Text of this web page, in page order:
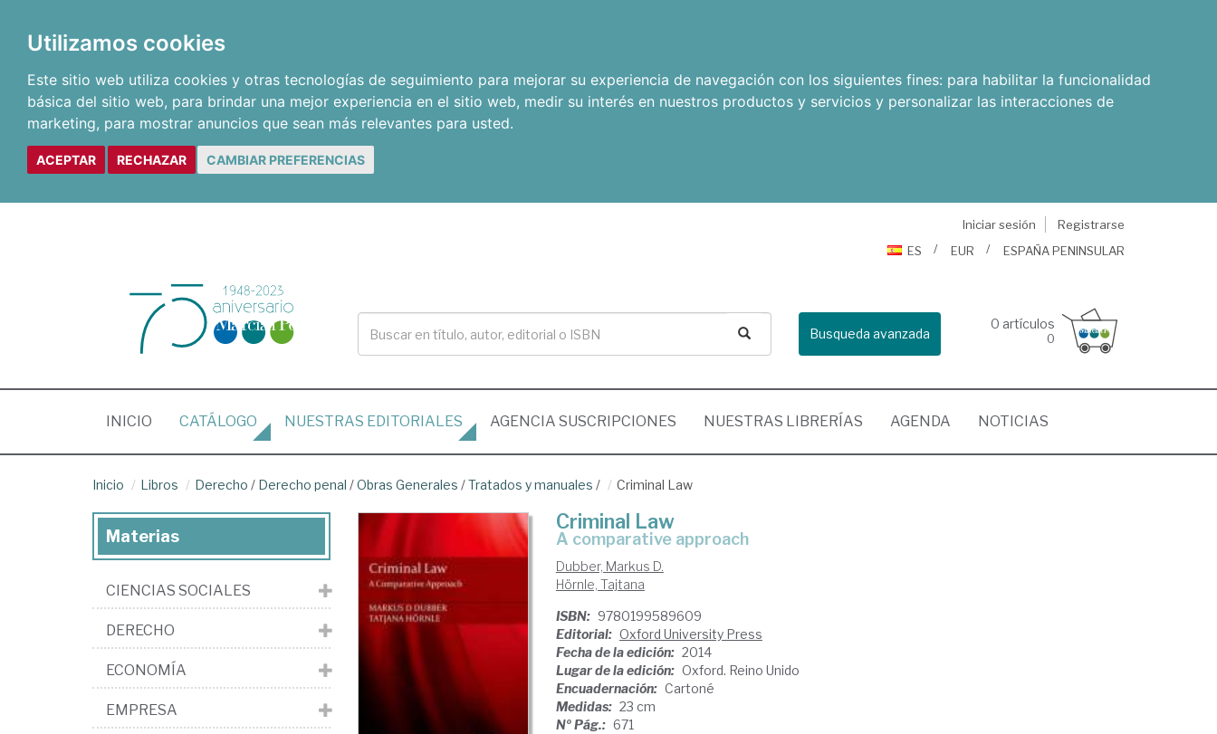
Utilizamos cookies
Este sitio web utiliza cookies y otras tecnologías de seguimiento para mejorar su experiencia de navegación con los siguientes fines: para habilitar la funcionalidad
básica del sitio web, para brindar una mejor experiencia en el sitio web, medir su interés en nuestros productos y servicios y personalizar las interacciones de
marketing, para mostrar anuncios que sean más relevantes para usted.
ACEPTAR RECHAZAR CAMBIAR PREFERENCIAS
Iniciar sesión
Registrarse
ES
EUR ESPAÑA PENINSULAR
Busqueda avanzada
0 artículos
0
INICIO (CURRENT)
CATÁLOGO NUESTRAS EDITORIALES AGENCIA SUSCRIPCIONES NUESTRAS LIBRERÍAS AGENDA NOTICIAS
Inicio Libros Derecho / Derecho penal /Obras Generales /Tratados y manuales / Criminal Law
Criminal Law
a comparative approach
Dubber, Markus D.
Hörnle, Tajtana
ISBN: 9780199589609
Editorial: Oxford University Press
Fecha de la edición: 2014
Lugar de la edición: Oxford. Reino Unido
Encuadernación: Cartoné
Medidas: 23 cm
Nº Pág.: 671
Materias
CIENCIAS SOCIALES
DERECHO
ECONOMÍA
EMPRESA